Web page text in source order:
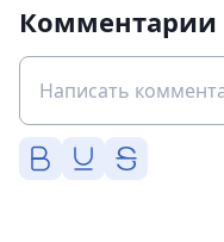
Комментарии